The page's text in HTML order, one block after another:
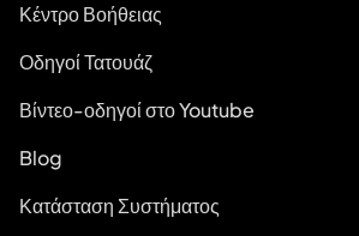
Κέντρο Βοήθειας
Οδηγοί Τατουάζ
Βίντεο-οδηγοί στο Youtube
Blog
Κατάσταση Συστήματος